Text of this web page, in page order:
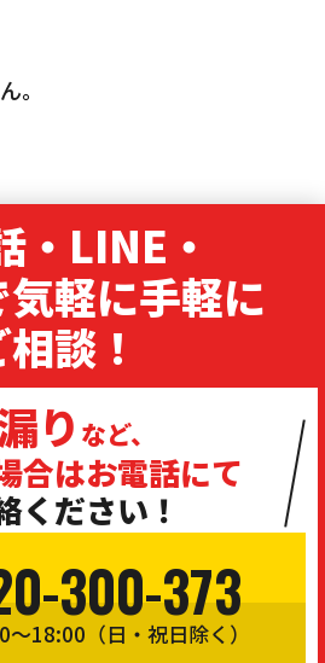
。
・LINE・
軽に手軽に
談！
り など、
合はお電話にて
ください！
300-373
18:00（日・祝日除く）